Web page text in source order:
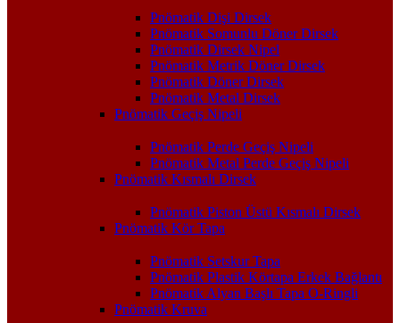
Pnömatik Dişi Dirsek
Pnömatik Somunlu Döner Dirsek
Pnömatik Dirsek Nipel
Pnömatik Metrik Döner Dirsek
Pnömatik Döner Dirsek
Pnömatik Metal Dirsek
Pnömatik Geçiş Nipeli
Pnömatik Perde Geçiş Nipeli
Pnömatik Metal Perde Geçiş Nipeli
Pnömatik Kısmalı Dirsek
Pnömatik Piston Üstü Kısmalı Dirsek
Pnömatik Kör Tapa
Pnömatik Setskur Tapa
Pnömatik Plastik Körtapa Erkek Bağlantı
Pnömatik Alyan Başlı Tapa O-Ringli
Pnömatik Kruva